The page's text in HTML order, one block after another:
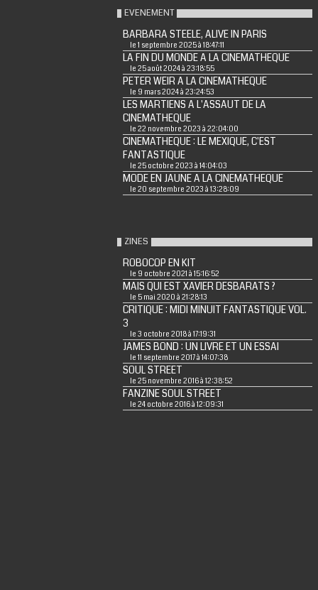
EVENEMENT
BARBARA STEELE, ALIVE IN PARIS
le 1 septembre 2025 à 18:47:11
LA FIN DU MONDE A LA CINEMATHEQUE
le 25 août 2024 à 23:18:55
PETER WEIR A LA CINEMATHEQUE
le 9 mars 2024 à 23:24:53
LES MARTIENS A L'ASSAUT DE LA
CINEMATHEQUE
le 22 novembre 2023 à 22:04:00
CINEMATHEQUE : LE MEXIQUE, C'EST
FANTASTIQUE
le 25 octobre 2023 à 14:04:03
MODE EN JAUNE A LA CINEMATHEQUE
le 20 septembre 2023 à 13:28:09
ZINES
ROBOCOP EN KIT
le 9 octobre 2021 à 15:16:52
MAIS QUI EST XAVIER DESBARATS ?
le 5 mai 2020 à 21:28:13
CRITIQUE : MIDI MINUIT FANTASTIQUE VOL.
3
le 3 octobre 2018 à 17:19:31
JAMES BOND : UN LIVRE ET UN ESSAI
le 11 septembre 2017 à 14:07:38
SOUL STREET
le 25 novembre 2016 à 12:38:52
FANZINE SOUL STREET
le 24 octobre 2016 à 12:09:31